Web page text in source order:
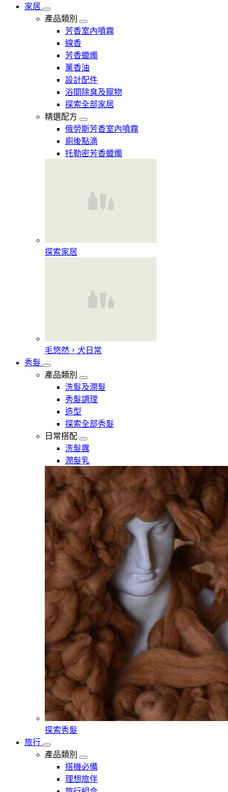
家居
產品類別
芳香室內噴霧
線香
芳香蠟燭
薰香油
設計配件
浴間除臭及寵物
探索全部家居
精選配方
俄勞斯芳香室內噴霧
廁後點滴
托勒密芳香蠟燭
探索家居
毛悠然，犬日常
秀髮
產品類別
洗髮及潤髮
秀髮調理
造型
探索全部秀髮
日常搭配
洗髮露
潤髮乳
探索秀髮
旅行
產品類別
搭機必備
理想旅伴